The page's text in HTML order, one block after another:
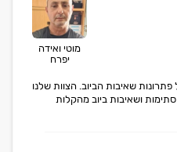
מוטי ואידה
יפרח
שאיבות הביוב. הצוות שלנו
ושאיבות ביוב מהקלות